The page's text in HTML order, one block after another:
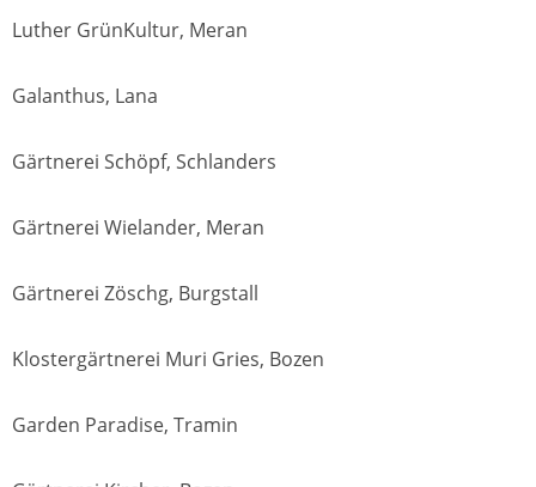
Luther GrünKultur, Meran
Galanthus, Lana
Gärtnerei Schöpf, Schlanders
Gärtnerei Wielander, Meran
Gärtnerei Zöschg, Burgstall
Klostergärtnerei Muri Gries, Bozen
Garden Paradise, Tramin